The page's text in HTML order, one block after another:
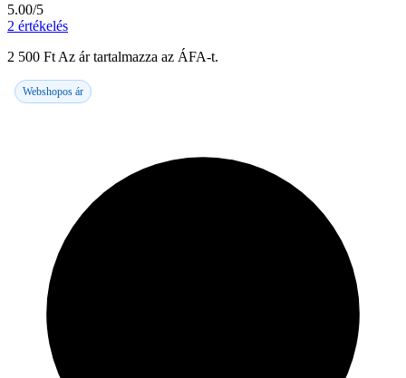
5.00/5
2 értékelés
2 500 Ft Az ár tartalmazza az ÁFA-t.
Webshopos ár